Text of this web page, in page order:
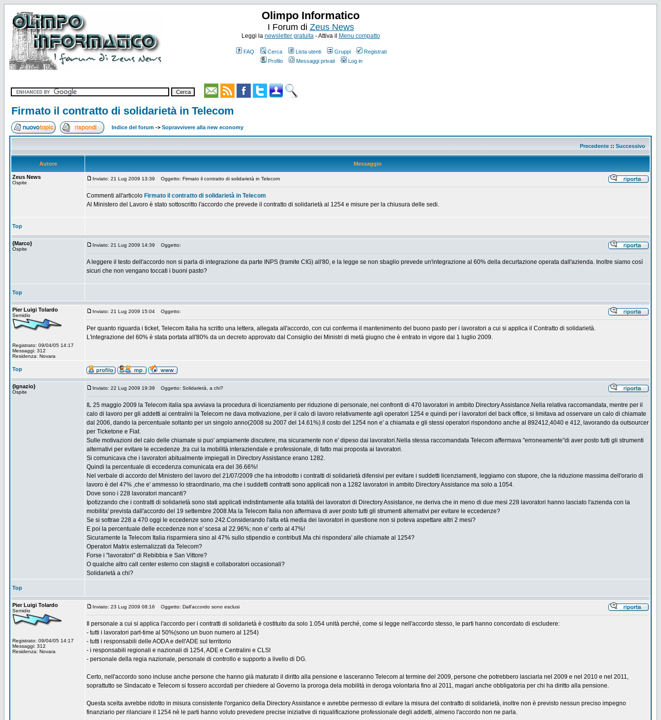
Olimpo Informatico
I Forum di Zeus News
Leggi la newsletter gratuita- Attiva il Menu compatto
FAQ Cerca Lista utenti Gruppi
Registrati
Profilo
Messaggi privati Log in
Firmato il contratto di solidarietà in Telecom
Indice del forum -> Sopravvivere alla new economy
Precedente :: Successivo
Autore Messaggio
Zeus News
Ospite
Inviato: 21 Lug 2009 13:39 Oggetto: Firmato il contratto di solidarietà in Telecom
Commenti all'articolo Firmato il contratto di solidarietà in Telecom
Al Ministero del Lavoro è stato sottoscritto l'accordo che prevede il contratto di solidarietà al 1254 e misure per la chiusura delle sedi.
Top
{Marco}
Ospite
Inviato: 21 Lug 2009 14:39 Oggetto:
A leggere il testo dell'accordo non si parla di integrazione da parte INPS (tramite CIG) all'80, e la legge se non sbaglio prevede un'integrazione al 60% della decurtazione operata dall'azienda. Inoltre siamo così
sicuri che non vengano toccati i buoni pasto?
Top
Pier Luigi Tolardo
Semidio
Registrato: 09/04/05 14:17
Messaggi: 312
Residenza: Novara
Inviato: 21 Lug 2009 15:04 Oggetto:
Per quanto riguarda i ticket, Telecom Italia ha scritto una lettera, allegata all'accordo, con cui conferma il mantenimento del buono pasto per i lavoratori a cui si applica il Contratto di solidarietà.
L'integrazione del 60% è stata portata all'80% da un decreto approvato dal Consiglio dei Ministri di metà giugno che è entrato in vigore dal 1 luglio 2009.
Top
{Ignazio}
Ospite
Inviato: 22 Lug 2009 19:39 Oggetto: Solidarietà, a chi?
IL 25 maggio 2009 la Telecom italia spa avviava la procedura di licenziamento per riduzione di personale, nei confronti di 470 lavoratori in ambito Directory Assistance.Nella relativa raccomandata, mentre per il
calo di lavoro per gli addetti ai centralini la Telecom ne dava motivazione, per il calo di lavoro relativamente agli operatori 1254 e quindi per i lavoratori del back office, si limitava ad osservare un calo di chiamate
dal 2006, dando la percentuale soltanto per un singolo anno(2008 su 2007 del 14.61%).Il costo del 1254 non e' a chiamata e gli stessi operatori rispondono anche al 892412,4040 e 412, lavorando da outsourcer
per Ticketone e Fiat.
Sulle motivazioni del calo delle chiamate si puo' ampiamente discutere, ma sicuramente non e' dipeso dai lavoratori.Nella stessa raccomandata Telecom affermava "erroneamente"di aver posto tutti gli strumenti
alternativi per evitare le eccedenze ,tra cui la mobilità interaziendale e professionale, di fatto mai proposta ai lavoratori.
Si comunicava che i lavoratori abitualmente impiegati in Directory Assistance erano 1282.
Quindi la percentuale di eccedenza comunicata era del 36.66%!
Nel verbale di accordo del Ministero del lavoro del 21/07/2009 che ha introdotto i contratti di solidarietà difensivi per evitare i suddetti licenziamenti, leggiamo con stupore, che la riduzione massima dell'orario di
lavoro è del 47% ,che e' ammesso lo straordinario, ma che i suddetti contratti sono applicati non a 1282 lavoratori in ambito Directory Assistance ma solo a 1054.
Dove sono i 228 lavoratori mancanti?
Ipotizzando che i contratti di solidarietà sono stati applicati indistintamente alla totalità dei lavoratori di Directory Assistance, ne deriva che in meno di due mesi 228 lavoratori hanno lasciato l'azienda con la
mobilita' prevista dall'accordo del 19 settembre 2008.Ma la Telecom Italia non affermava di aver posto tutti gli strumenti alternativi per evitare le eccedenze?
Se si sottrae 228 a 470 oggi le eccedenze sono 242.Considerando l'alta età media dei lavoratori in questione non si poteva aspettare altri 2 mesi?
E poi la percentuale delle eccedenze non e' scesa al 22.96%; non e' certo al 47%!
Sicuramente la Telecom Italia risparmiera sino al 47% sullo stipendio e contributi.Ma chi rispondera' alle chiamate al 1254?
Operatori Matrix esternalizzati da Telecom?
Forse i "lavoratori" di Rebibbia e San Vittore?
O qualche altro call center esterno con stagisti e collaboratori occasionali?
Solidarietà a chi?
Top
Pier Luigi Tolardo
Semidio
Registrato: 09/04/05 14:17
Messaggi: 312
Residenza: Novara
Inviato: 23 Lug 2009 08:16 Oggetto: Dall'accordo sono esclusi
Il personale a cui si applica l'accordo per i contratti di solidarietà è costituito da solo 1.054 unità perché, come si legge nell'accordo stesso, le parti hanno concordato di escludere:
- tutti i lavoratori part-time al 50%(sono un buon numero al 1254)
- tutti i responsabili delle AODA e dell'ADE sul territorio
- i responsabili regionali e nazionali di 1254, ADE e Centralini e CLSI
- personale della regia nazionale, personale di controllo e supporto a livello di DG.
Certo, nell'accordo sono incluse anche persone che hanno già maturato il diritto alla pensione e lasceranno Telecom al termine del 2009, persone che potrebbero lasciarla nel 2009 e nel 2010 e nel 2011,
soprattutto se Sindacato e Telecom si fossero accordati per chiedere al Governo la proroga dela mobilità in deroga volontaria fino al 2011, magari anche obbligatoria per chi ha diritto alla pensione.
Questa scelta avrebbe ridotto in misura consistente l'organico della Directory Assistance e avrebbe permesso di evitare la misura del contratto di solidarietà, inoltre non è previsto nessun preciso impegno
finanziario per rilanciare il 1254 nè le parti hanno voluto prevedere precise iniziative di riqualificazione professionale degli addetti, almeno l'accordo non ne parla.